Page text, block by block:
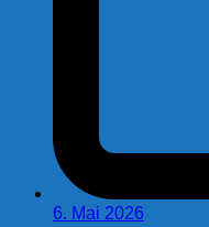
6. Mai 2026